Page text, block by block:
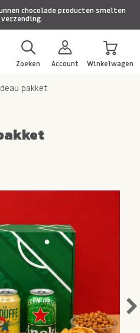
chocolade producten smelten
Zoeken Account Winkelwagen
pakket